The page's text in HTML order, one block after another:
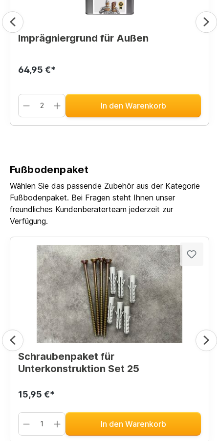
Imprägniergrund für Außen
64,95 €*
In den Warenkorb
Fußbodenpaket
Wählen Sie das passende Zubehör aus der Kategorie
Fußbodenpaket. Bei Fragen steht Ihnen unser
freundliches Kundenberaterteam jederzeit zur
Verfügung.
Schraubenpaket für
Unterkonstruktion Set 25
15,95 €*
In den Warenkorb